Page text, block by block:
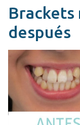
Brackets
después